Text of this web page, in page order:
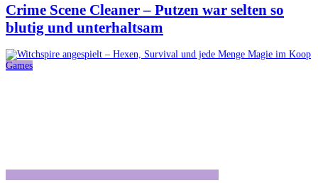
Crime Scene Cleaner – Putzen war selten so
blutig und unterhaltsam
Games